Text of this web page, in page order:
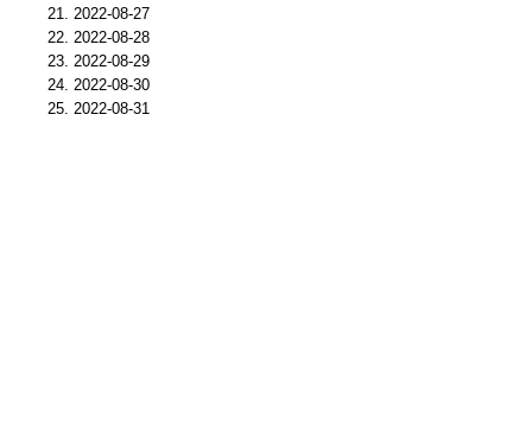
2022-08-27
2022-08-28
2022-08-29
2022-08-30
2022-08-31